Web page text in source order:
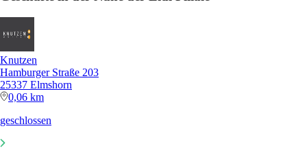
Knutzen
Hamburger Straße 203
25337 Elmshorn
0,06 km
geschlossen